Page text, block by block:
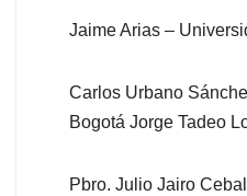
Jaime Arias –
Carlos Urbano
Bogotá Jorge Tadeo
Pbro. Julio Jairo